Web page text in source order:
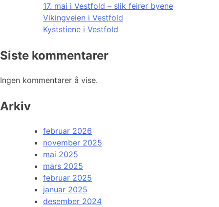
17. mai i Vestfold – slik feirer byene
Vikingveien i Vestfold
Kyststiene i Vestfold
Siste kommentarer
Ingen kommentarer å vise.
Arkiv
februar 2026
november 2025
mai 2025
mars 2025
februar 2025
januar 2025
desember 2024